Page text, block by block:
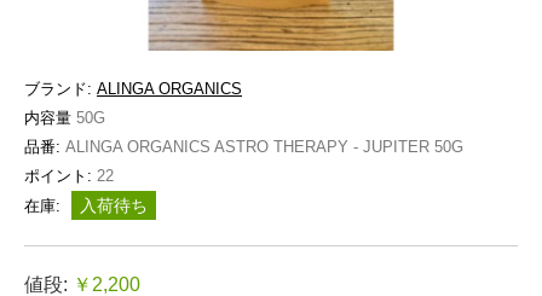
ブランド: ALINGA ORGANICS
内容量 50G
品番: ALINGA ORGANICS ASTRO THERAPY - JUPITER 50G
ポイント: 22
在庫:
入荷待ち
値段: ￥2,200